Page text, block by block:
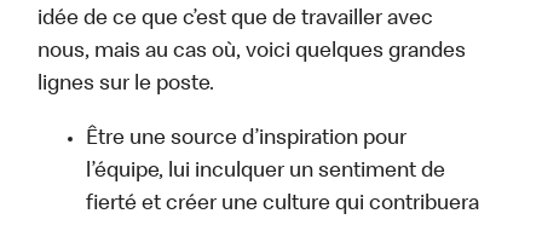
idée de ce que c’est que de travailler avec
nous, mais au cas où, voici quelques grandes
lignes sur le poste.
Être une source d’inspiration pour
l’équipe, lui inculquer un sentiment de
fierté et créer une culture qui contribuera